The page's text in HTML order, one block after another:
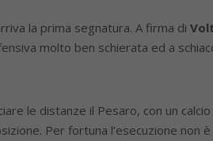
la prima segnatura. A firma di
molto ben schierata ed a
le distanze il Pesaro, con un
Per fortuna l’esecuzione non